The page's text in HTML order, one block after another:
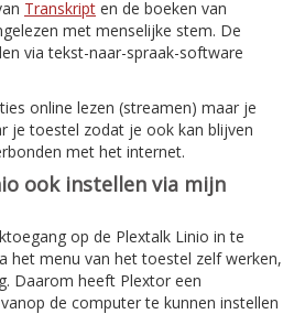
Transkript en de boeken van
met menselijke stem. De
via tekst-naar-spraak-software
online lezen (streamen) maar je
je toestel zodat je ook kan blijven
met het internet.
ook instellen via mijn
op de Plextalk Linio in te
het menu van het toestel zelf werken,
Daarom heeft Plextor een
de computer te kunnen instellen